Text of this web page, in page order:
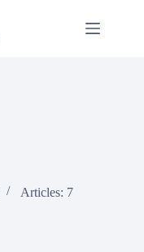
Articles: 7